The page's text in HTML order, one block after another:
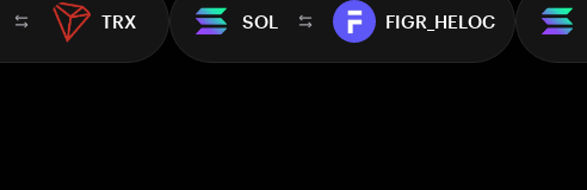
TRX SOL FIGR_HELOC